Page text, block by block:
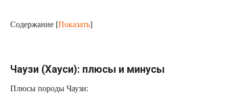
Содержание [Показать]
Чаузи (Хауси): плюсы и минусы
Плюсы породы Чаузи: